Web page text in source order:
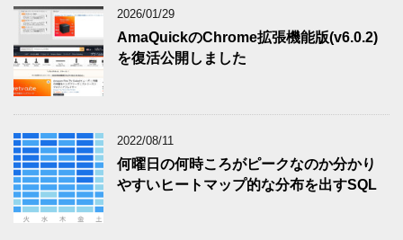
2026/01/29
AmaQuickのChrome拡張機能版(v6.0.2)
を復活公開しました
2022/08/11
何曜日の何時ころがピークなのか分かり
やすいヒートマップ的な分布を出すSQL